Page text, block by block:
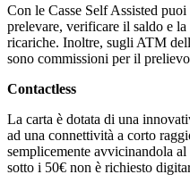
Con le Casse Self Assisted
prelevare, verificare il saldo e
ricariche. Inoltre, sugli ATM
sono commissioni per il
Contactless
La carta è dotata di una
ad una connettività a corto
semplicemente avvicinandola
sotto i 50€ non è richiesto